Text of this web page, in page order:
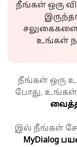
நீங்கள் ஒரு
உங்கள்
நீங்கள் ஒரு
போது,
இல் நீங்கள்
MyDialog